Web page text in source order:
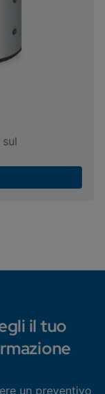
il tuo
un preventivo